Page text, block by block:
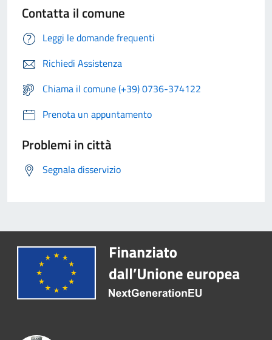
Contatta il comune
Leggi le domande frequenti
Richiedi Assistenza
Chiama il comune (+39) 0736-374122
Prenota un appuntamento
Problemi in città
Segnala disservizio